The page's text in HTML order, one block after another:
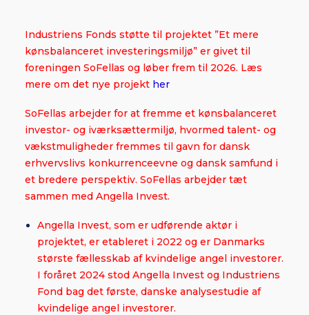
Industriens Fonds støtte til projektet ”Et mere
kønsbalanceret investeringsmiljø” er givet til
foreningen SoFellas og løber frem til 2026. Læs
mere om det nye projekt her
SoFellas arbejder for at fremme et kønsbalanceret
investor- og iværksættermiljø, hvormed talent- og
vækstmuligheder fremmes til gavn for dansk
erhvervslivs konkurrenceevne og dansk samfund i
et bredere perspektiv. SoFellas arbejder tæt
sammen med Angella Invest.
Angella Invest, som er udførende aktør i
projektet, er etableret i 2022 og er Danmarks
største fællesskab af kvindelige angel investorer.
I foråret 2024 stod Angella Invest og Industriens
Fond bag det første, danske analysestudie af
kvindelige angel investorer.